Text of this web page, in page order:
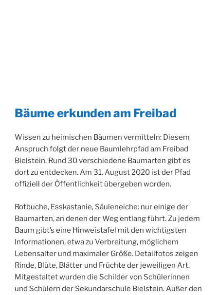
Bäume erkunden am Freibad
Wissen zu heimischen Bäumen vermitteln: Diesem
Anspruch folgt der neue Baumlehrpfad am Freibad
Bielstein. Rund 30 verschiedene Baumarten gibt es
dort zu entdecken. Am 31. August 2020 ist der Pfad
offiziell der Öffentlichkeit übergeben worden.
Rotbuche, Esskastanie, Säuleneiche: nur einige der
Baumarten, an denen der Weg entlang führt. Zu jedem
Baum gibt’s eine Hinweistafel mit den wichtigsten
Informationen, etwa zu Verbreitung, möglichem
Lebensalter und maximaler Größe. Detailfotos zeigen
Rinde, Blüte, Blätter und Früchte der jeweiligen Art.
Mitgestaltet wurden die Schilder von Schülerinnen
und Schülern der Sekundarschule Bielstein. Außer den